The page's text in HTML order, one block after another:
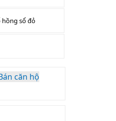
hồng sổ đỏ
căn hộ